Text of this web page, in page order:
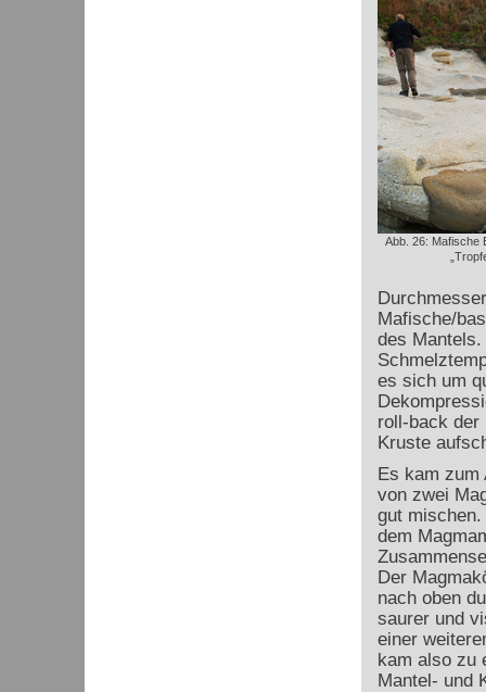
Abb. 26: Mafische
Mafische/
des Mantels.
es sich um
roll-back der
Kruste
Es kam zum
von zwei
gut
dem
Der
nach oben
saurer und
einer
kam also zu
Mantel- und